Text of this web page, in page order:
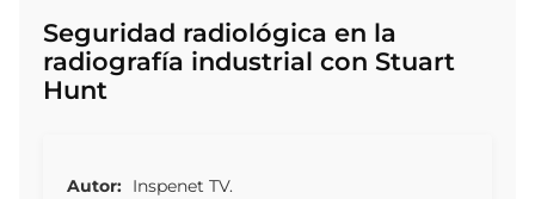
Seguridad radiológica en la
radiografía industrial con Stuart
Hunt
Autor: Inspenet TV.